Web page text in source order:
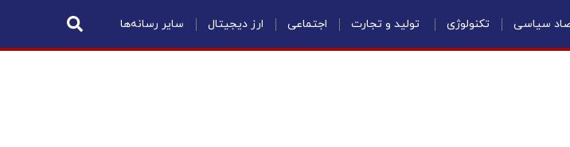
سیاسی تکنولوژی تولید و تجارت اجتماعی ارز دیجیتال سایر رسانه‌ها